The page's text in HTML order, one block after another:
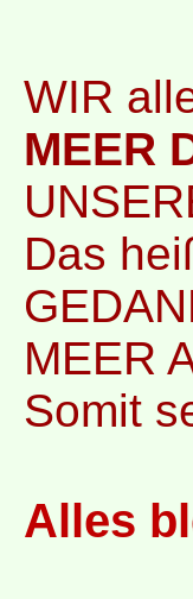
WIR
MEER
Das
MEER
Somit
Alles